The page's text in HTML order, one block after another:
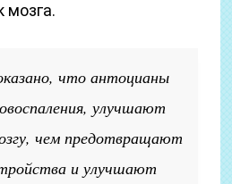
мозга.
что антоцианы
улучшают
чем предотвращают
и улучшают